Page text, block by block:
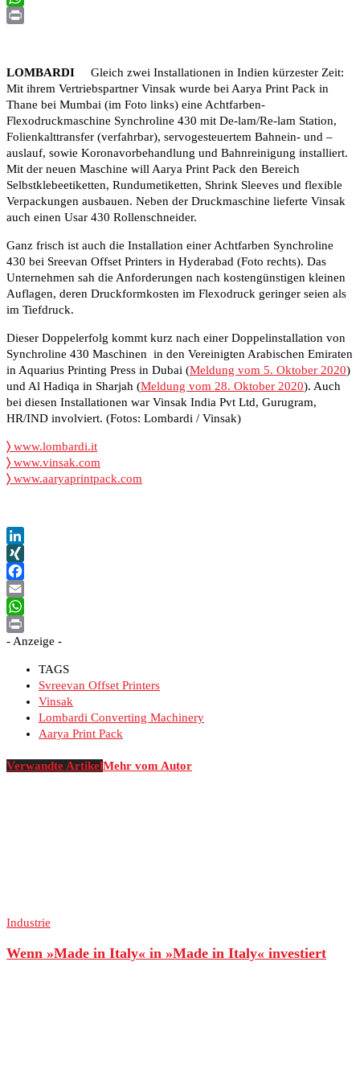
WhatsApp
LOMBARDI
Gleich zwei Installationen in Indien kürzester Zeit:
Mit ihrem Vertriebspartner Vinsak wurde bei Aarya Print Pack in
Thane bei Mumbai (im Foto links) eine Achtfarben-
Flexodruckmaschine Synchroline 430 mit De-lam/Re-lam Station,
Folienkalttransfer (verfahrbar), servogesteuertem Bahnein- und –
auslauf, sowie Koronavorbehandlung und Bahnreinigung installiert.
Mit der neuen Maschine will Aarya Print Pack den Bereich
Selbstklebeetiketten, Rundumetiketten, Shrink Sleeves und flexible
Verpackungen ausbauen. Neben der Druckmaschine lieferte Vinsak
auch einen Usar 430 Rollenschneider.
Ganz frisch ist auch die Installation einer Achtfarben Synchroline
430 bei Sreevan Offset Printers in Hyderabad (Foto rechts). Das
Unternehmen sah die Anforderungen nach kostengünstigen kleinen
Auflagen, deren Druckformkosten im Flexodruck geringer seien als
im Tiefdruck.
Dieser Doppelerfolg kommt kurz nach einer Doppelinstallation von
Synchroline 430 Maschinen in den Vereinigten Arabischen Emiraten
in Aquarius Printing Press in Dubai (Meldung vom 5. Oktober 2020)
und Al Hadiqa in Sharjah (Meldung vom 28. Oktober 2020). Auch
bei diesen Installationen war Vinsak India Pvt Ltd, Gurugram,
HR/IND involviert. (Fotos: Lombardi / Vinsak)
〉 www.lombardi.it
〉 www.vinsak.com
〉 www.aaryaprintpack.com
LinkedIn
XING
Facebook
Email
WhatsApp
Print
- Anzeige -
TAGS
Svreevan Offset Printers
Vinsak
Lombardi Converting Machinery
Aarya Print Pack
Verwandte ArtikelMehr vom Autor
Industrie
Wenn »Made in Italy« in »Made in Italy« investiert